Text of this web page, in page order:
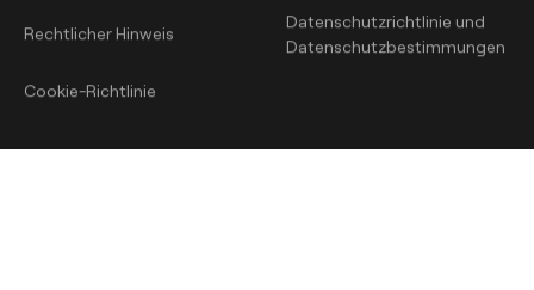
Rechtlicher Hinweis
Datenschutzrichtlinie und
Datenschutzbestimmungen
Cookie-Richtlinie